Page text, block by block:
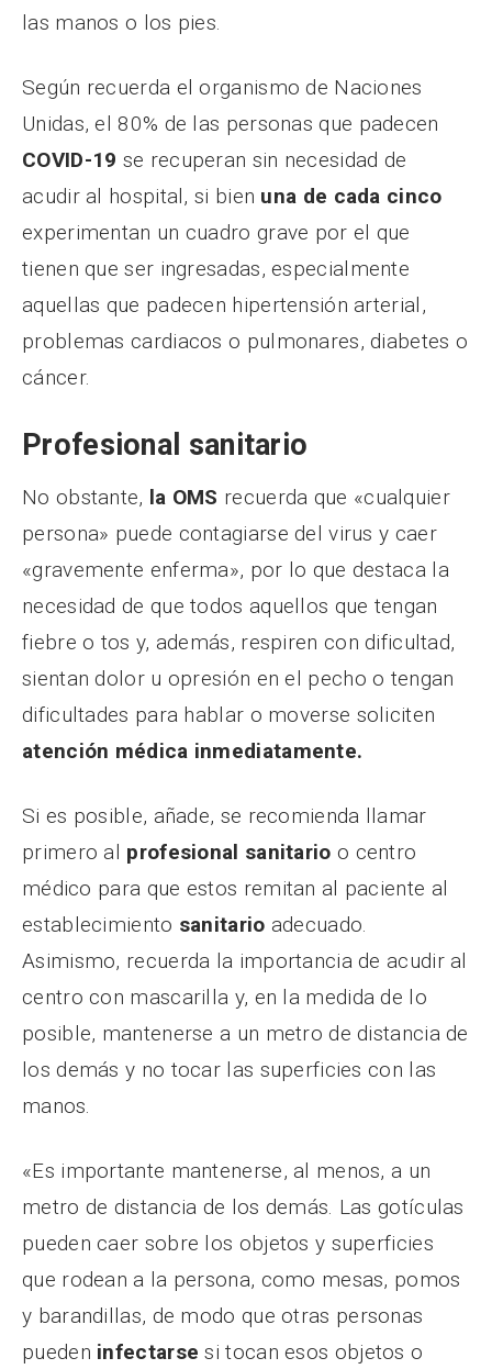
las manos o los pies.
Según recuerda el organismo de Naciones
Unidas, el 80% de las personas que padecen
COVID-19 se recuperan sin necesidad de
acudir al hospital, si bien una de cada cinco
experimentan un cuadro grave por el que
tienen que ser ingresadas, especialmente
aquellas que padecen hipertensión arterial,
problemas cardiacos o pulmonares, diabetes o
cáncer.
Profesional sanitario
No obstante, la OMS recuerda que «cualquier
persona» puede contagiarse del virus y caer
«gravemente enferma», por lo que destaca la
necesidad de que todos aquellos que tengan
fiebre o tos y, además, respiren con dificultad,
sientan dolor u opresión en el pecho o tengan
dificultades para hablar o moverse soliciten
atención médica inmediatamente.
Si es posible, añade, se recomienda llamar
primero al profesional sanitario o centro
médico para que estos remitan al paciente al
establecimiento sanitario adecuado.
Asimismo, recuerda la importancia de acudir al
centro con mascarilla y, en la medida de lo
posible, mantenerse a un metro de distancia de
los demás y no tocar las superficies con las
manos.
«Es importante mantenerse, al menos, a un
metro de distancia de los demás. Las gotículas
pueden caer sobre los objetos y superficies
que rodean a la persona, como mesas, pomos
y barandillas, de modo que otras personas
pueden infectarse si tocan esos objetos o